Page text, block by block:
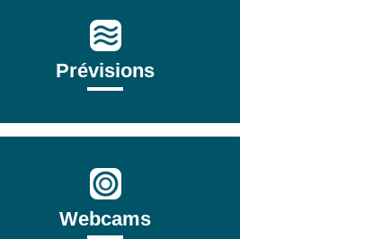
Prévisions
Webcams